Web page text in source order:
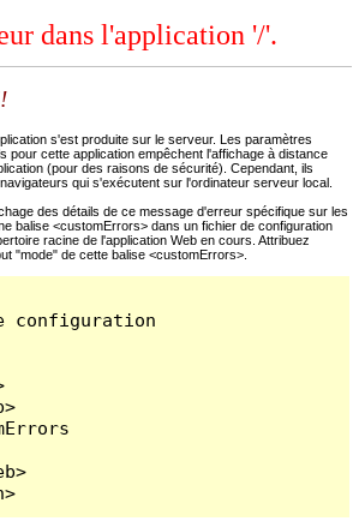
dans l'application '/'.
s'est produite sur le serveur. Les paramètres
pour cette application empêchent l'affichage à distance
(pour des raisons de sécurité). Cependant, ils
qui s'exécutent sur l'ordinateur serveur local.
des détails de ce message d'erreur spécifique sur les
balise <customErrors> dans un fichier de configuration
racine de l'application Web en cours. Attribuez
"mode" de cette balise <customErrors>.
configuration